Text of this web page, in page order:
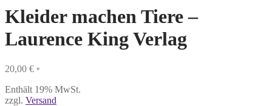
Kleider machen Tiere –
Laurence King Verlag
20,00 € *
Enthält 19% MwSt.
zzgl. Versand